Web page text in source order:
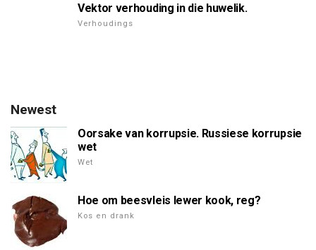
Vektor verhouding in die huwelik.
Verhoudings
Newest
Oorsake van korrupsie. Russiese korrupsie
wet
Wet
Hoe om beesvleis lewer kook, reg?
Kos en drank